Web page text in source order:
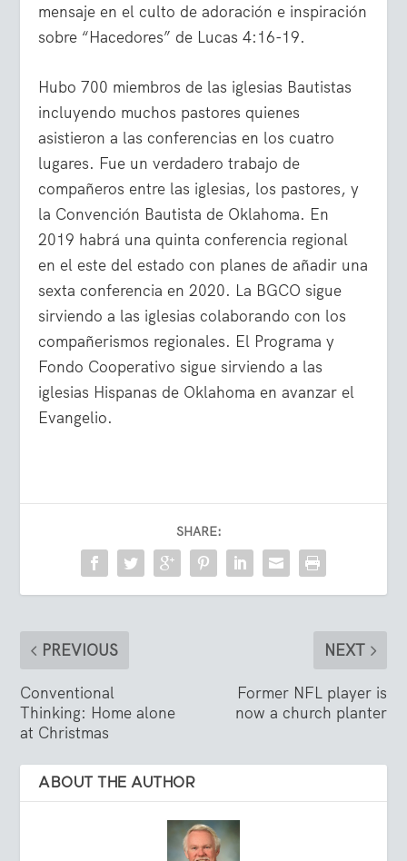
mensaje en el culto de adoración e inspiración
sobre “Hacedores” de Lucas 4:16-19.
Hubo 700 miembros de las iglesias Bautistas
incluyendo muchos pastores quienes
asistieron a las conferencias en los cuatro
lugares. Fue un verdadero trabajo de
compañeros entre las iglesias, los pastores, y
la Convención Bautista de Oklahoma. En
2019 habrá una quinta conferencia regional
en el este del estado con planes de añadir una
sexta conferencia en 2020. La BGCO sigue
sirviendo a las iglesias colaborando con los
compañerismos regionales. El Programa y
Fondo Cooperativo sigue sirviendo a las
iglesias Hispanas de Oklahoma en avanzar el
Evangelio.
SHARE:
PREVIOUS
Conventional
Thinking: Home alone
at Christmas
NEXT
Former NFL player is
now a church planter
ABOUT THE AUTHOR